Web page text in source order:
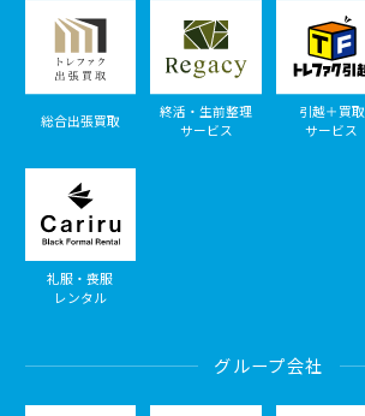
総合出張買取
終活・生前整理
サービス
引越＋買取
サービス
礼服・喪服
レンタル
グループ会社